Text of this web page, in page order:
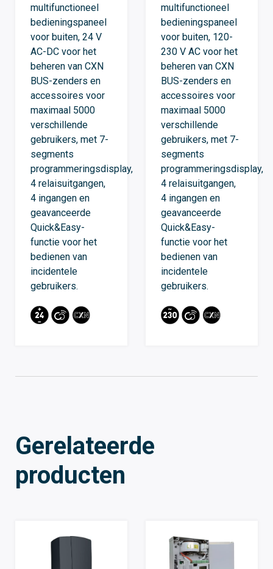
multifunctioneel
bedieningspaneel
voor buiten, 24 V
AC-DC voor het
beheren van CXN
BUS-zenders en
accessoires voor
maximaal 5000
verschillende
gebruikers, met 7-
segments
programmeringsdisplay,
4 relaisuitgangen,
4 ingangen en
geavanceerde
Quick&Easy-
functie voor het
bedienen van
incidentele
gebruikers.
multifunctioneel
bedieningspaneel
voor buiten, 120-
230 V AC voor het
beheren van CXN
BUS-zenders en
accessoires voor
maximaal 5000
verschillende
gebruikers, met 7-
segments
programmeringsdisplay,
4 relaisuitgangen,
4 ingangen en
geavanceerde
Quick&Easy-
functie voor het
bedienen van
incidentele
gebruikers.
Gerelateerde
producten